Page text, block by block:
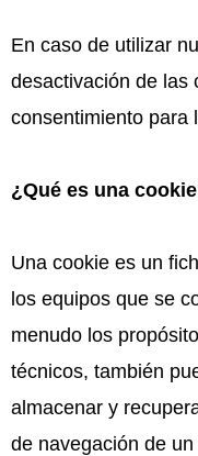
En caso de utilizar
desactivación de las
consentimiento para
¿Qué es una
Una cookie es un
los equipos que se
menudo los
técnicos, también
almacenar y
de navegación de